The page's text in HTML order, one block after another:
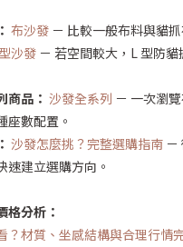
布沙發 － 比較一般布料與貓
沙發 － 若空間較大，L 型防
商品： 沙發全系列 － 一次瀏
座數配置。
沙發怎麼挑？完整選購指南
速建立選購方向。
格分析：
？材質、坐感結構與合理行情